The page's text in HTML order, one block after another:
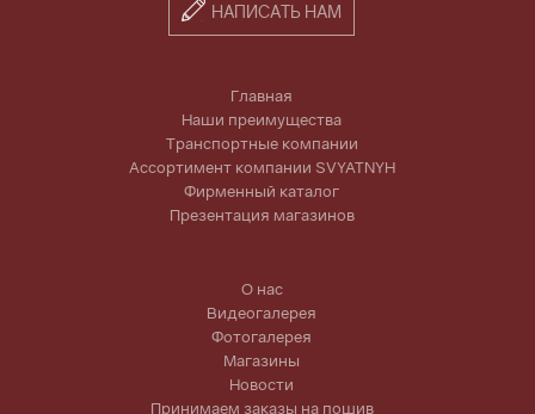
НАПИСАТЬ НАМ
Главная
Наши преимущества
Транспортные компании
Ассортимент компании SVYATNYH
Фирменный каталог
Презентация магазинов
О нас
Видеогалерея
Фотогалерея
Магазины
Новости
Принимаем заказы на пошив